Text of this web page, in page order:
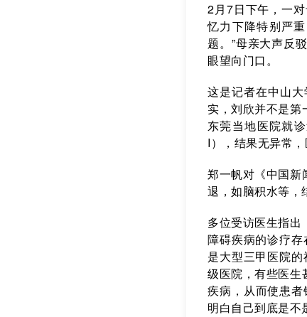
2月7日下午，一
忆力下降特别严
题。”母亲大声反
眼望向门口。
这是记者在中山
实，刘欣并不是第
东莞当地医院就
I），结果无异常
郑一帆对《中国新
退，如脑积水等，
多位受访医生指出
障碍疾病的诊疗
是大型三甲医院
级医院，有些医生
疾病，从而使患
明白自己到底是不